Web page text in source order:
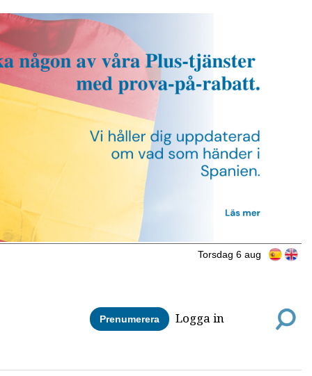
Torsdag 6 aug
Prenumerera Logga in